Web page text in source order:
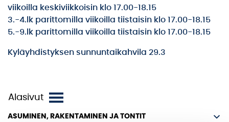
ASUMINEN, RAKENTAMINEN JA TONTIT
viikoilla keskiviikkoisin klo 17.00-18.15
3.-4.lk parittomilla viikoilla tiistaisin klo 17.00-18.15
5.-9.lk parittomilla viikoilla tiistaisin klo 17.00-18.15
Kyläyhdistyksen sunnuntaikahvila 29.3